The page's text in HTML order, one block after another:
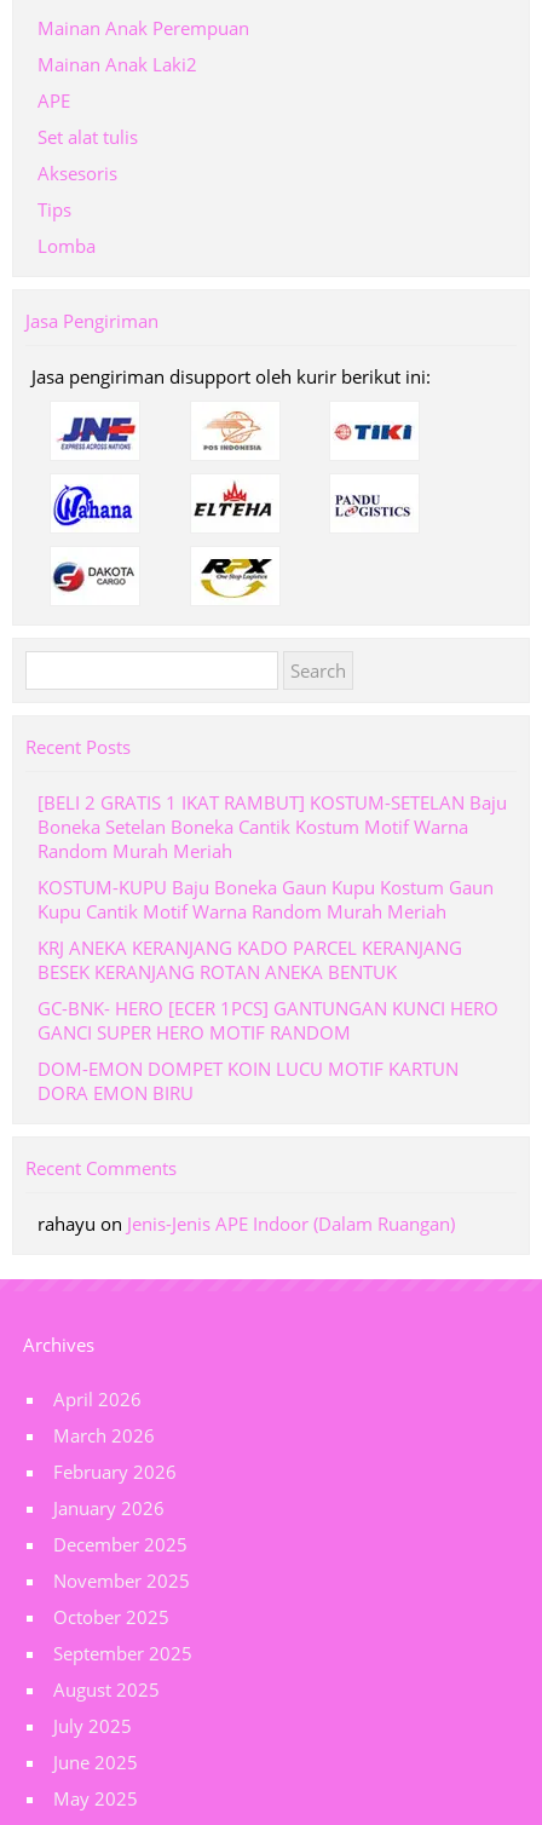
Mainan Anak Perempuan
Mainan Anak Laki2
APE
Set alat tulis
Aksesoris
Tips
Lomba
Jasa Pengiriman
Jasa pengiriman disupport oleh kurir berikut ini:
for:
Recent Posts
[BELI 2 GRATIS 1 IKAT RAMBUT] KOSTUM-SETELAN Baju
Boneka Setelan Boneka Cantik Kostum Motif Warna
Random Murah Meriah
KOSTUM-KUPU Baju Boneka Gaun Kupu Kostum Gaun
Kupu Cantik Motif Warna Random Murah Meriah
KRJ ANEKA KERANJANG KADO PARCEL KERANJANG
BESEK KERANJANG ROTAN ANEKA BENTUK
GC-BNK- HERO [ECER 1PCS] GANTUNGAN KUNCI HERO
GANCI SUPER HERO MOTIF RANDOM
DOM-EMON DOMPET KOIN LUCU MOTIF KARTUN
DORA EMON BIRU
Recent Comments
rahayu on Jenis-Jenis APE Indoor (Dalam Ruangan)
Archives
April 2026
March 2026
February 2026
January 2026
December 2025
November 2025
October 2025
September 2025
August 2025
July 2025
June 2025
May 2025